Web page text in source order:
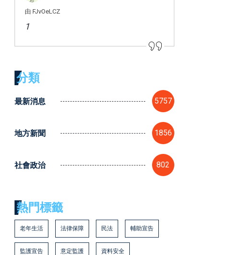
由 FJvOeLCZ
1
分類
最新消息 5757
地方新聞 1856
社會政治 802
熱門標籤
老年生活 法律保障 民法 輔助宣告
監護宣告 意定監護 資料安全